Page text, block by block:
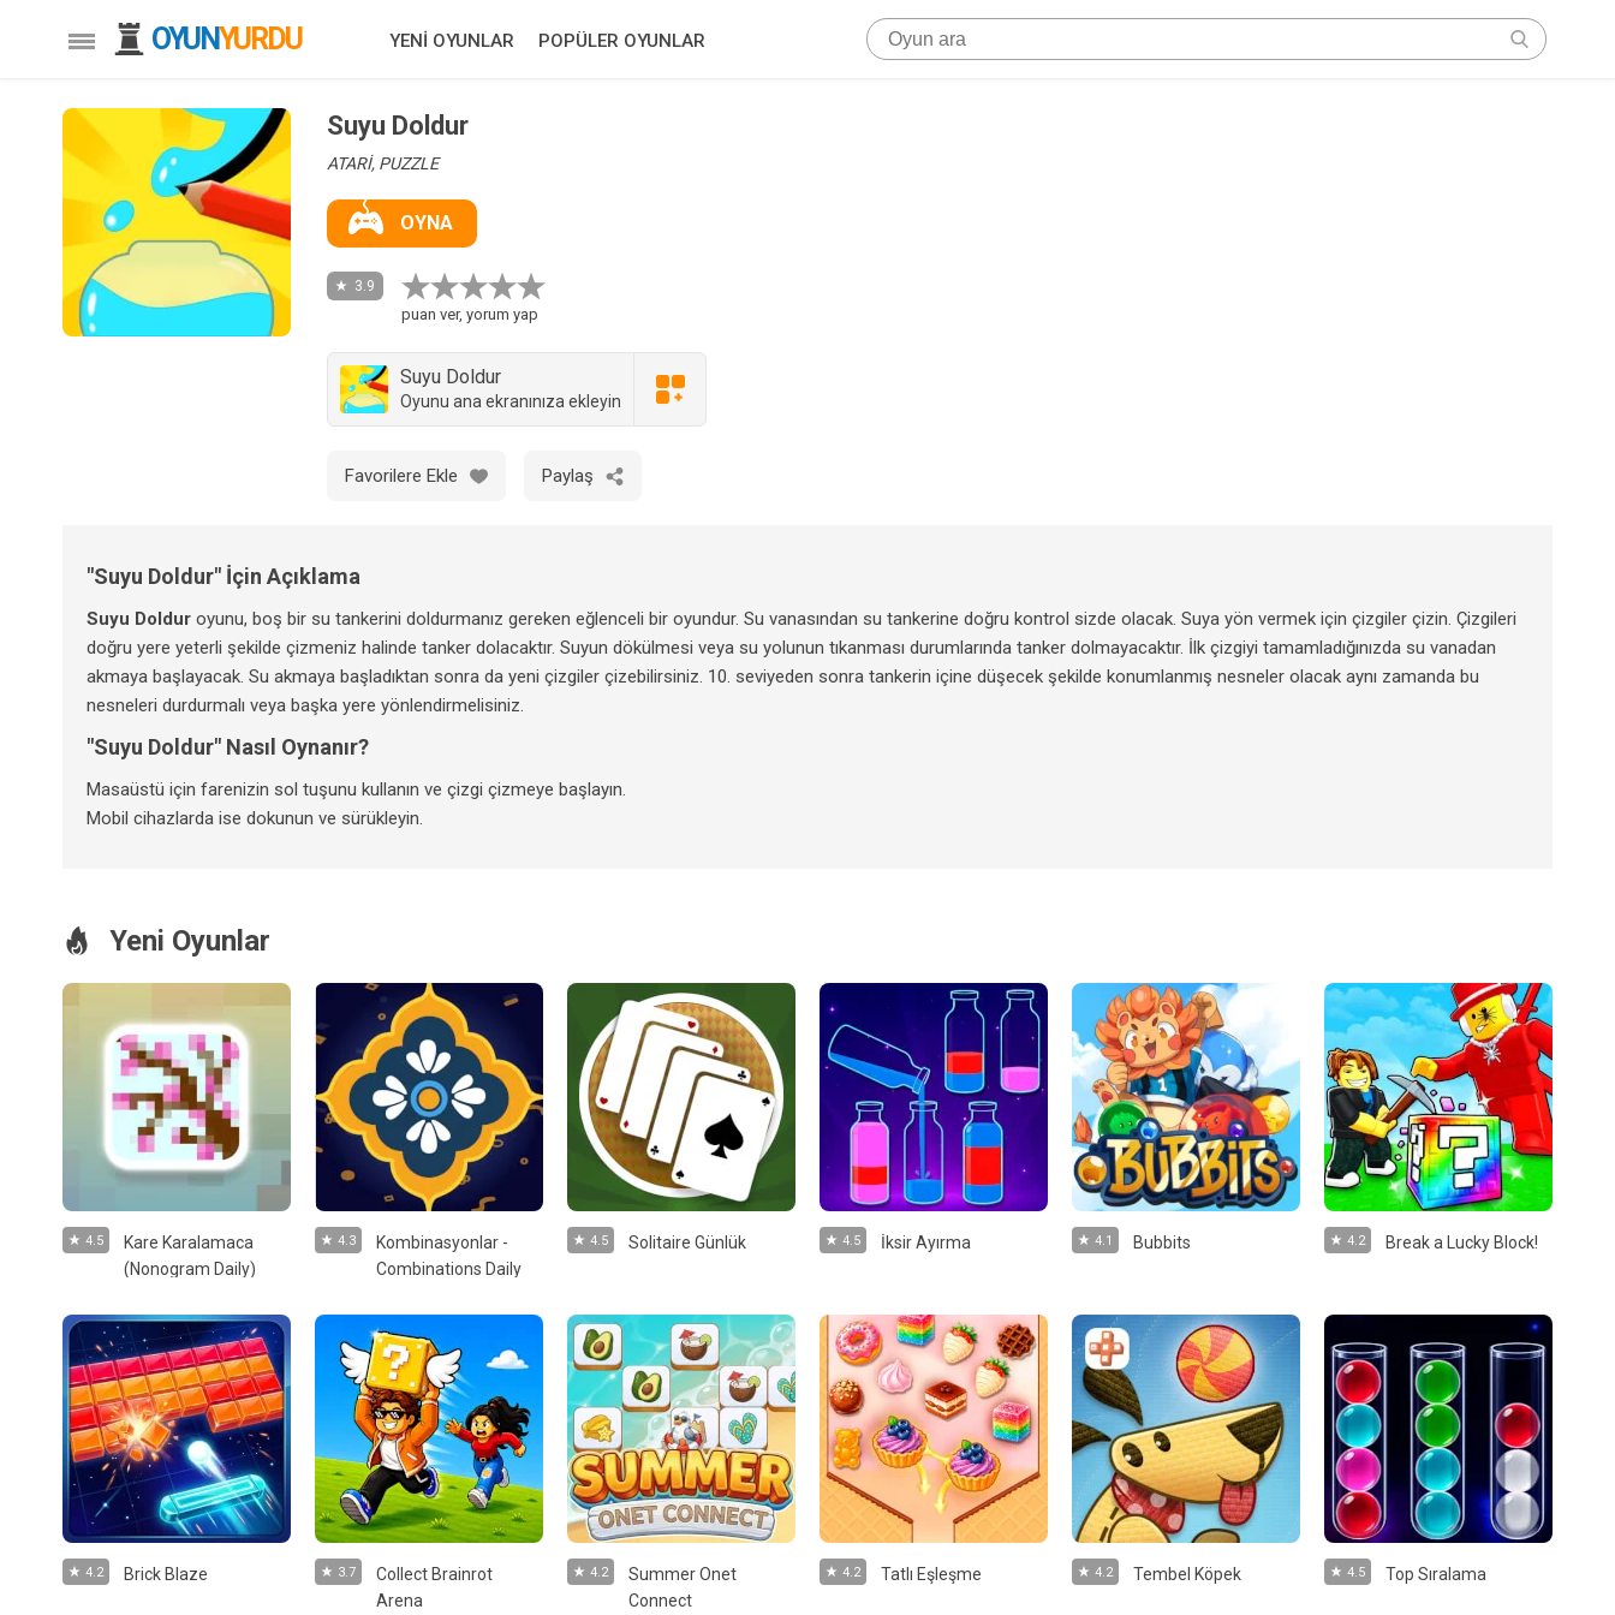
OYUNYURDU YENİ OYUNLAR POPÜLER OYUNLAR
Suyu Doldur
ATARİ, PUZZLE
OYNA
3.9
puan ver, yorum yap
Suyu Doldur
Oyunu ana ekranınıza ekleyin
Favorilere Ekle Paylaş
"Suyu Doldur" İçin Açıklama
Suyu Doldur oyunu, boş bir su tankerini doldurmanız gereken eğlenceli bir oyundur. Su vanasından su tankerine doğru kontrol sizde olacak. Suya yön vermek için çizgiler çizin. Çizgileri
doğru yere yeterli şekilde çizmeniz halinde tanker dolacaktır. Suyun dökülmesi veya su yolunun tıkanması durumlarında tanker dolmayacaktır. İlk çizgiyi tamamladığınızda su vanadan
akmaya başlayacak. Su akmaya başladıktan sonra da yeni çizgiler çizebilirsiniz. 10. seviyeden sonra tankerin içine düşecek şekilde konumlanmış nesneler olacak aynı zamanda bu
nesneleri durdurmalı veya başka yere yönlendirmelisiniz.
"Suyu Doldur" Nasıl Oynanır?
Masaüstü için farenizin sol tuşunu kullanın ve çizgi çizmeye başlayın.
Mobil cihazlarda ise dokunun ve sürükleyin.
Yeni Oyunlar
4.5
Kare Karalamaca
(Nonogram Daily)
4.3
Kombinasyonlar -
Combinations Daily
4.5 Solitaire Günlük 4.5 İksir Ayırma 4.1 Bubbits 4.2 Break a Lucky Block!
4.2 Brick Blaze 3.7
Collect Brainrot
Arena
4.2
Summer Onet
Connect
4.2 Tatlı Eşleşme 4.2 Tembel Köpek 4.5 Top Sıralama